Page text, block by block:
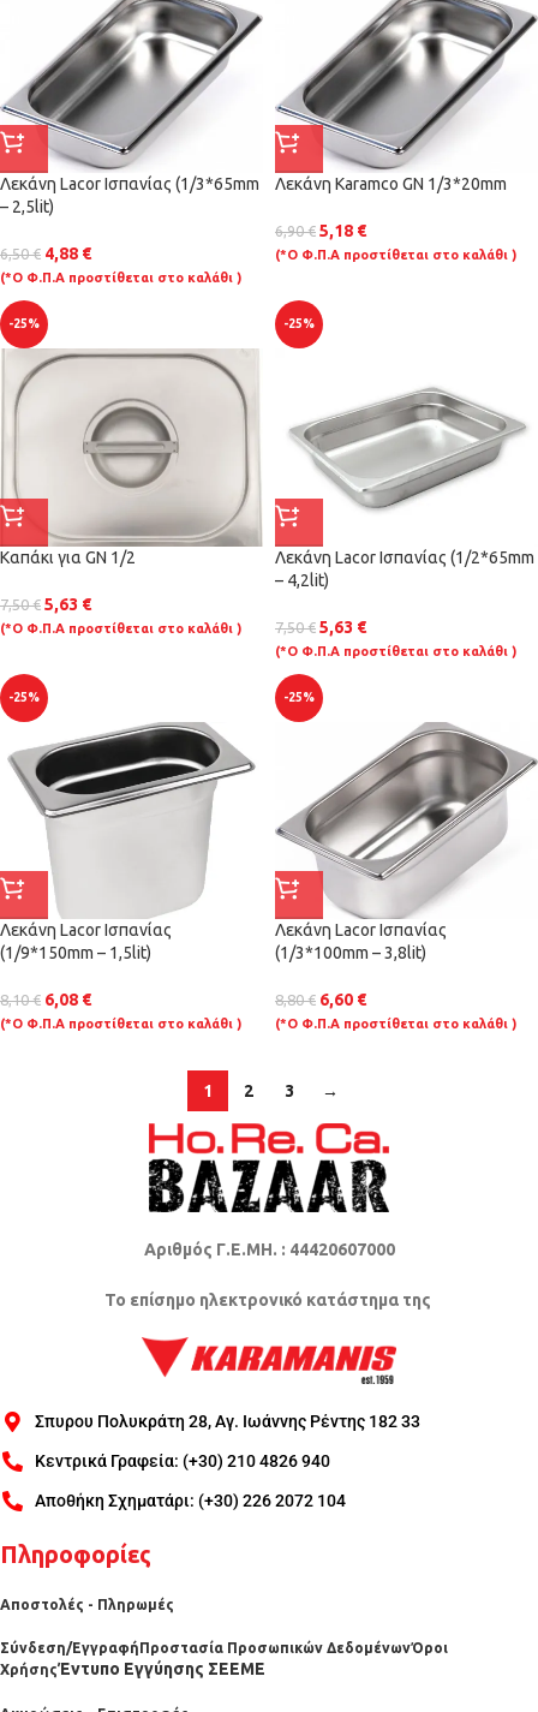
Λεκάνη Lacor Ισπανίας (1/3*65mm
– 2,5lit)
6,50€ 4,88 €
(*Ο Φ.Π.Α προστίθεται στο καλάθι )
Λεκάνη Karamco GN 1/3*20mm
6,90€ 5,18 €
(*Ο Φ.Π.Α προστίθεται στο καλάθι )
-25%
Καπάκι για GN 1/2
7,50€ 5,63 €
(*Ο Φ.Π.Α προστίθεται στο καλάθι )
-25%
Λεκάνη Lacor Ισπανίας (1/2*65mm
– 4,2lit)
7,50€ 5,63 €
(*Ο Φ.Π.Α προστίθεται στο καλάθι )
-25%
Λεκάνη Lacor Ισπανίας
(1/9*150mm – 1,5lit)
8,10€ 6,08 €
(*Ο Φ.Π.Α προστίθεται στο καλάθι )
-25%
Λεκάνη Lacor Ισπανίας
(1/3*100mm – 3,8lit)
8,80€ 6,60 €
(*Ο Φ.Π.Α προστίθεται στο καλάθι )
1 2 3 →
Αριθμός Γ.Ε.ΜΗ. : 44420607000
Το επίσημο ηλεκτρονικό κατάστημα της
Σπυρου Πολυκράτη 28, Αγ. Ιωάννης Ρέντης 182 33
Κεντρικά Γραφεία: (+30) 210 4826 940
Αποθήκη Σχηματάρι: (+30) 226 2072 104
Πληροφορίες
Αποστολές - Πληρωμές
Σύνδεση/Εγγραφή Προστασία Προσωπικών ΔεδομένωνΌροι
ΧρήσηςΈντυπο Εγγύησης ΣΕΕΜΕ